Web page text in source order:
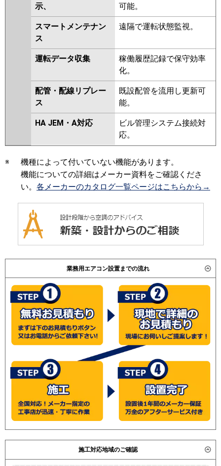
示、
可能。
スマートメンテナン
ス
遠隔で運転状態監視。
運転データ収集
稼働履歴記録で保守効率
化。
配管・配線リプレー
ス
既設配管を流用し更新可
能。
HA JEM・A対応
ビル管理システム接続対
応。
※
機種によって付いていない機能があります。
機能についての詳細はメーカー資料をご確認くださ
い。 各メーカーのカタログ一覧ページはこちらから→
業務用エアコン設置までの流れ
施工対応地域のご確認